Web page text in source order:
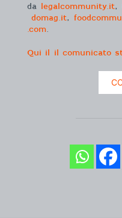
da
legalcommunity.it,
domag.it,
.com.
Qui il il comunicato